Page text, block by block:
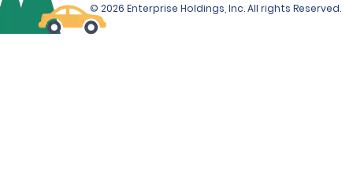
© 2026 Enterprise Holdings, Inc. All rights Reserved.